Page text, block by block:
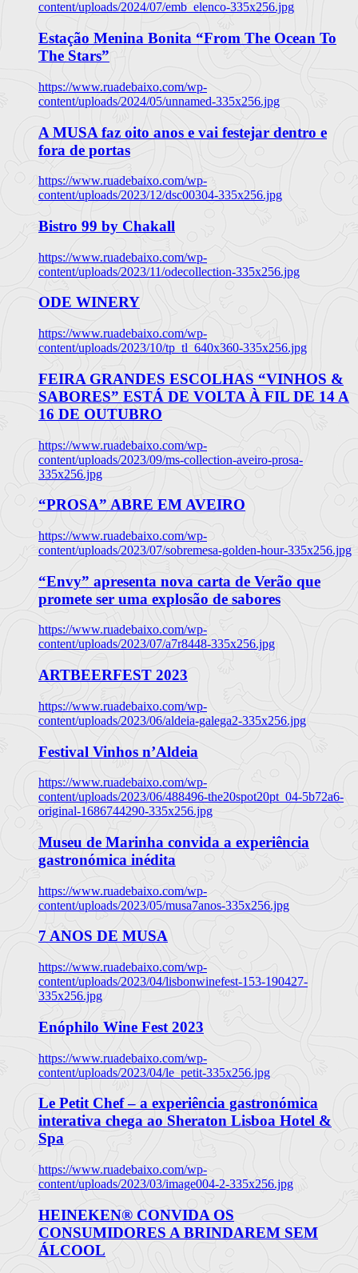
content/uploads/2024/07/emb_elenco-335x256.jpg
Estação Menina Bonita “From The Ocean To
The Stars”
https://www.ruadebaixo.com/wp-
content/uploads/2024/05/unnamed-335x256.jpg
A MUSA faz oito anos e vai festejar dentro e
fora de portas
https://www.ruadebaixo.com/wp-
content/uploads/2023/12/dsc00304-335x256.jpg
Bistro 99 by Chakall
https://www.ruadebaixo.com/wp-
content/uploads/2023/11/odecollection-335x256.jpg
ODE WINERY
https://www.ruadebaixo.com/wp-
content/uploads/2023/10/tp_tl_640x360-335x256.jpg
FEIRA GRANDES ESCOLHAS “VINHOS &
SABORES” ESTÁ DE VOLTA À FIL DE 14 A
16 DE OUTUBRO
https://www.ruadebaixo.com/wp-
content/uploads/2023/09/ms-collection-aveiro-prosa-
335x256.jpg
“PROSA” ABRE EM AVEIRO
https://www.ruadebaixo.com/wp-
content/uploads/2023/07/sobremesa-golden-hour-335x256.jpg
“Envy” apresenta nova carta de Verão que
promete ser uma explosão de sabores
https://www.ruadebaixo.com/wp-
content/uploads/2023/07/a7r8448-335x256.jpg
ARTBEERFEST 2023
https://www.ruadebaixo.com/wp-
content/uploads/2023/06/aldeia-galega2-335x256.jpg
Festival Vinhos n’Aldeia
https://www.ruadebaixo.com/wp-
content/uploads/2023/06/488496-the20spot20pt_04-5b72a6-
original-1686744290-335x256.jpg
Museu de Marinha convida a experiência
gastronómica inédita
https://www.ruadebaixo.com/wp-
content/uploads/2023/05/musa7anos-335x256.jpg
7 ANOS DE MUSA
https://www.ruadebaixo.com/wp-
content/uploads/2023/04/lisbonwinefest-153-190427-
335x256.jpg
Enóphilo Wine Fest 2023
https://www.ruadebaixo.com/wp-
content/uploads/2023/04/le_petit-335x256.jpg
Le Petit Chef – a experiência gastronómica
interativa chega ao Sheraton Lisboa Hotel &
Spa
https://www.ruadebaixo.com/wp-
content/uploads/2023/03/image004-2-335x256.jpg
HEINEKEN® CONVIDA OS
CONSUMIDORES A BRINDAREM SEM
ÁLCOOL